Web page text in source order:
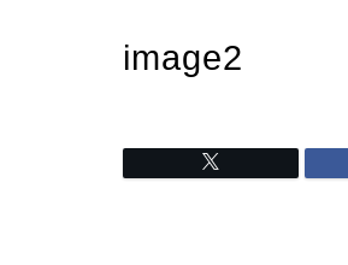
image2